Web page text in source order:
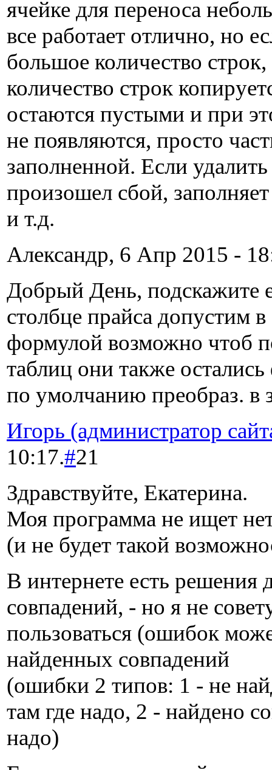
ячейке для переноса
все работает отлично, но
большое количество
количество строк
остаются пустыми и при
не появляются, просто
заполненной. Если
произошел сбой,
и т.д.
Александр, 6 Апр 2015 -
Добрый День, подскажите
столбце прайса допустим в
формулой возможно чтоб
таблиц они также
по умолчанию преобраз. в
Игорь (администратор
10:17.#21
Здравствуйте, Екатерина.
Моя программа не ищет
(и не будет такой
В интернете есть решения
совпадений, - но я не
пользоваться (ошибок
найденных совпадений
(ошибки 2 типов: 1 - не
там где надо, 2 - найдено
надо)